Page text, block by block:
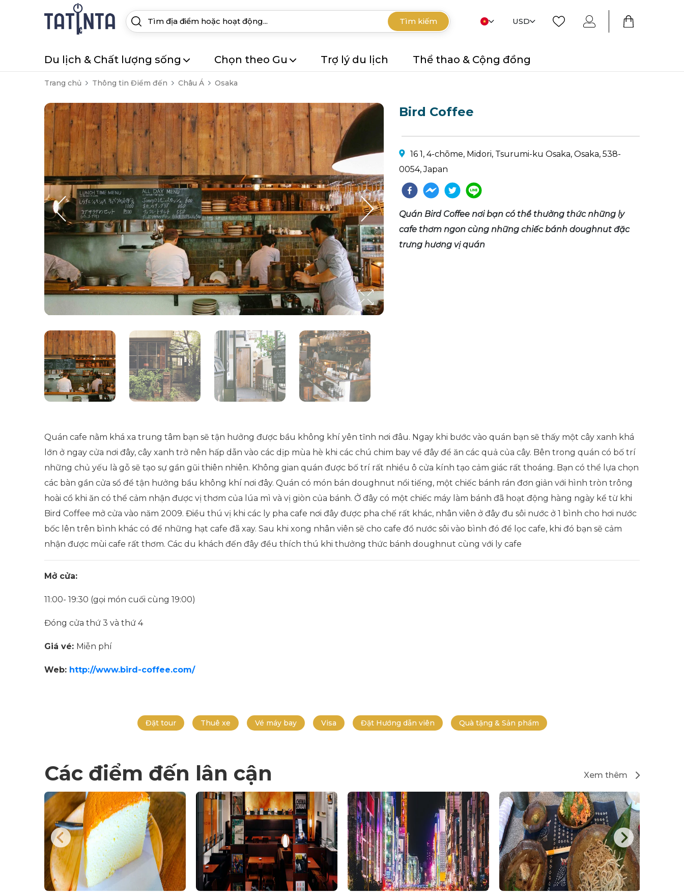
Tìm kiếm USD
Du lịch & Chất lượng sống Chọn theo Gu Trợ lý du lịch Thể thao & Cộng đồng
Trang chủ Thông tin Điểm đến Châu Á Osaka
Bird Coffee
16 1, 4-chōme, Midori, Tsurumi-ku Osaka, Osaka, 538-
0054, Japan
Quán Bird Coffee nơi bạn có thể thưởng thức những ly
cafe thơm ngon cùng những chiếc bánh doughnut đặc
trưng hương vị quán
Quán cafe nằm khá xa trung tâm bạn sẽ tận hưởng được bầu không khí yên tĩnh nơi đâu. Ngay khi bước vào quán bạn sẽ thấy một cây xanh khá
lớn ở ngay cửa nơi đây, cây xanh trở nên hấp dẫn vào các dịp mùa hè khi các chú chim bay về đây để ăn các quả của cây. Bên trong quán có bố trí
những chủ yếu là gỗ sẽ tạo sự gần gũi thiên nhiên. Không gian quán được bố trí rất nhiều ô cửa kính tạo cảm giác rất thoáng. Bạn có thể lựa chọn
các bàn gần cửa sổ để tận hưởng bầu không khí nơi đây. Quán có món bán doughnut nổi tiếng, một chiếc bánh rán đơn giản với hình tròn trông
hoài cổ khi ăn có thể cảm nhận được vị thơm của lúa mì và vị giòn của bánh. Ở đây có một chiếc máy làm bánh đã hoạt động hàng ngày kể từ khi
Bird Coffee mở cửa vào năm 2009. Điều thú vị khi các ly pha cafe nơi đây được pha chế rất khác, nhân viên ở đây đu sôi nước ở 1 bình cho hơi nước
bốc lên trên bình khác có để những hạt cafe đã xay. Sau khi xong nhân viên sẽ cho cafe đổ nước sôi vào bình đó để lọc cafe, khi đó bạn sẽ cảm
nhận được mùi cafe rất thơm. Các du khách đến đây đều thích thú khi thưởng thức bánh doughnut cùng với ly cafe
Mở cửa:
11:00- 19:30 (gọi món cuối cùng 19:00)
Đóng cửa thứ 3 và thứ 4
Giá vé: Miễn phí
Web: http://www.bird-coffee.com/
Đặt tour Thuê xe Vé máy bay Visa Đặt Hướng dẫn viên Quà tặng & Sản phẩm
Các điểm đến lân cận Xem thêm